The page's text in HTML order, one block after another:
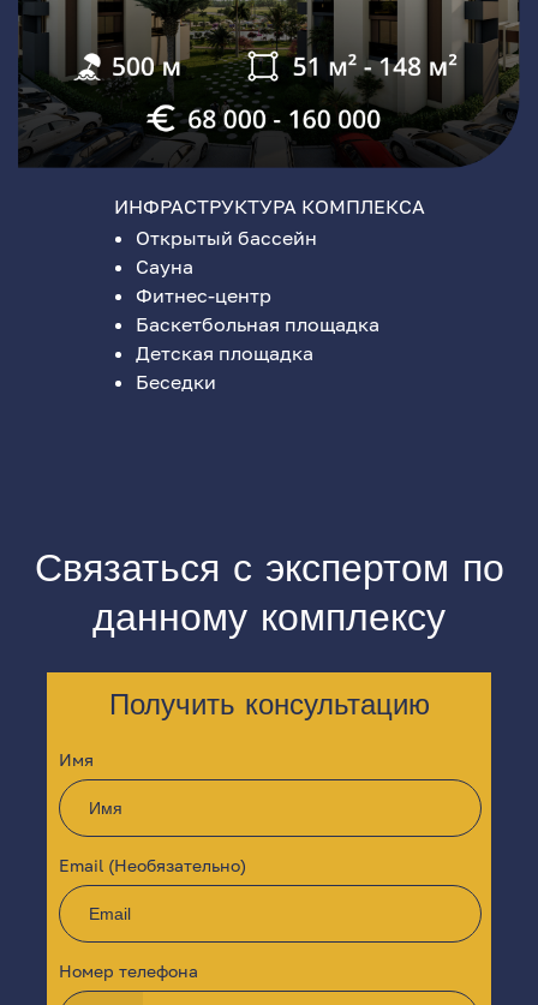
ИНФРАСТРУКТУРА КОМПЛЕКСА
Открытый бассейн
Сауна
Фитнес-центр
Баскетбольная площадка
Детская площадка
Беседки
Связаться с экспертом по
данному комплексу
Получить консультацию
Имя
Email (Необязательно)
Номер телефона